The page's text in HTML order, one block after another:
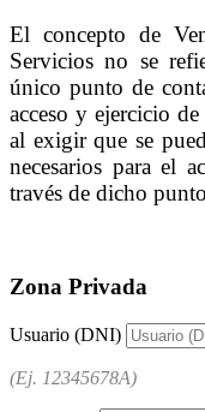
El concepto de
Servicios no se
único punto de
acceso y ejercicio
al exigir que se
necesarios para el
través de dicho
Zona Privada
Usuario (DNI)
(Ej. 12345678A)